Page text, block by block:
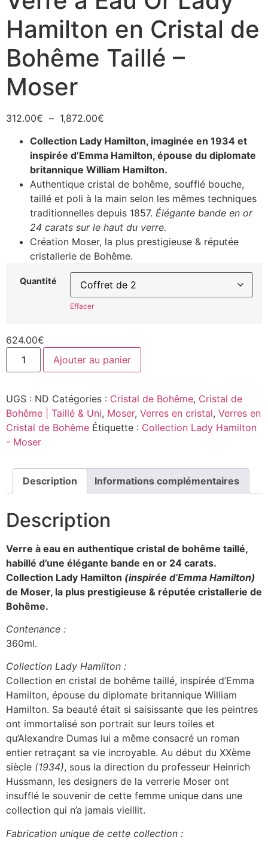
Hamilton en Cristal de
Bohême Taillé –
Moser
312.00€ – 1,872.00€
Collection Lady Hamilton, imaginée en 1934 et
inspirée d’Emma Hamilton, épouse du diplomate
britannique William Hamilton.
Authentique cristal de bohême, soufflé bouche,
taillé et poli à la main selon les mêmes techniques
traditionnelles depuis 1857. Élégante bande en or
24 carats sur le haut du verre.
Création Moser, la plus prestigieuse & réputée
cristallerie de Bohême.
Quantité
Effacer
624.00€
Ajouter au panier
UGS : ND Catégories : Cristal de Bohême, Cristal de
Bohême | Taillé & Uni, Moser, Verres en cristal, Verres en
Cristal de Bohême Étiquette : Collection Lady Hamilton
- Moser
Description Informations complémentaires
Description
Verre à eau en authentique cristal de bohême taillé,
habillé d’une élégante bande en or 24 carats.
Collection Lady Hamilton (inspirée d’Emma Hamilton)
de Moser, la plus prestigieuse & réputée cristallerie de
Bohême.
Contenance :
360ml.
Collection Lady Hamilton :
Collection en cristal de bohême taillé, inspirée d’Emma
Hamilton, épouse du diplomate britannique William
Hamilton. Sa beauté était si saisissante que les peintres
ont immortalisé son portrait sur leurs toiles et
qu’Alexandre Dumas lui a même consacré un roman
entier retraçant sa vie incroyable. Au début du XXème
siècle (1934), sous la direction du professeur Heinrich
Hussmann, les designers de la verrerie Moser ont
insufflé le souvenir de cette femme unique dans une
collection qui n’a jamais vieillit.
Fabrication unique de cette collection :